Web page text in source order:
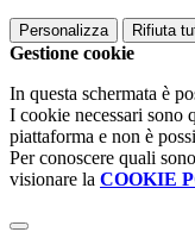
Personalizza Rifiuta
Gestione cookie
In questa schermata è
I cookie necessari sono
piattaforma e non è
Per conoscere quali
visionare la COOKIE